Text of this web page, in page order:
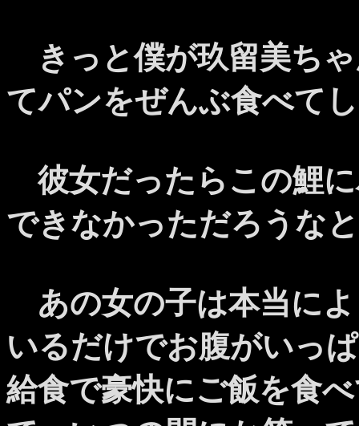
きっと僕が玖留美ち
てパンをぜんぶ食べて
彼女だったらこの鯉
できなかっただろうな
あの女の子は本当に
いるだけでお腹がいっ
給食で豪快にご飯を食